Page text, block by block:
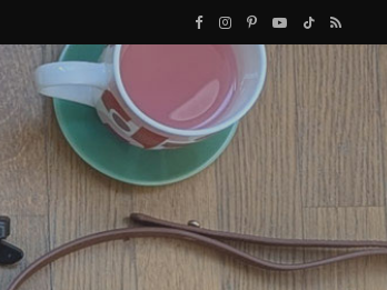
F
c
o
I
s
g
P
r
Y
b
T
k
R